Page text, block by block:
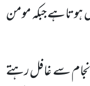
ہوتاہے جبکہ مومن
سے غافل رہتے